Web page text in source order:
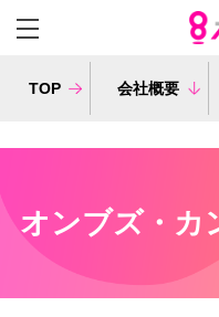
TOP 会社概要
オンブズ・カ